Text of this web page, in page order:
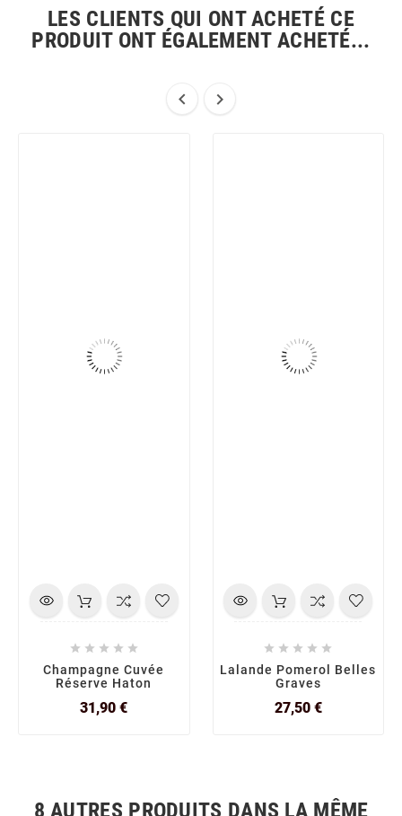
LES CLIENTS QUI ONT ACHETÉ CE
PRODUIT ONT ÉGALEMENT ACHETÉ...
 
    
Champagne Cuvée
Réserve Haton
31,90 €Prix
    
Lalande Pomerol Belles
Graves
27,50 €Prix